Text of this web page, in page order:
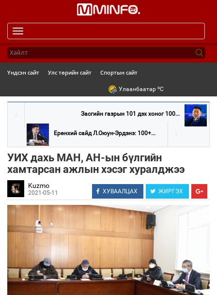
navigation
Үндсэн сайт Улс төрийн сайт Спортын сайт
Улаанбаатар oC
Засгийн газрын 101 дэх хоног 100...
Ерөнхий сайд Л.Оюун-Эрдэнэ: 100+...
УИХ дахь МАН, АН-ын бүлгийн
хамтарсан ажлын хэсэг хуралджээ
Kuzmo
2021-05-11 ХУВААЛЦАХ ЖИРГЭХ